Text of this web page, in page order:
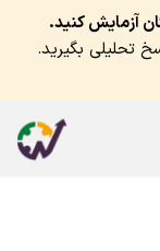
آزمایش کنید.
تحلیلی بگیرید.